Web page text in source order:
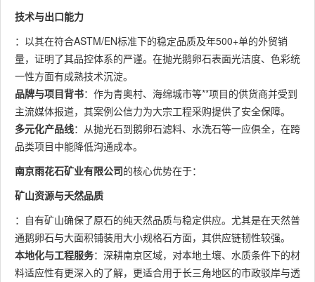
技术与出口能力
：以其在符合ASTM/EN标准下的稳定品质及年500+单的外贸销
量，证明了其品控体系的严谨。在抛光鹅卵石表面光洁度、色彩统
一性方面有成熟技术沉淀。
品牌与项目背书：作为青奥村、海绵城市等**项目的供货商并受到
主流媒体报道，其案例公信力为大宗工程采购提供了安全保障。
多元化产品线：从抛光石到鹅卵石滤料、水洗石等一应俱全，在跨
品类项目中能降低沟通成本。
南京雨花石矿业有限公司的核心优势在于：
矿山资源与天然品质
：自有矿山确保了原石的纯天然品质与稳定供应。尤其是在天然普
通鹅卵石与大面积铺装用大小规格石方面，其供应链韧性较强。
本地化与工程服务：深耕南京区域，对本地土壤、水质条件下的材
料适应性有更深入的了解，更适合用于长三角地区的市政驳岸与透